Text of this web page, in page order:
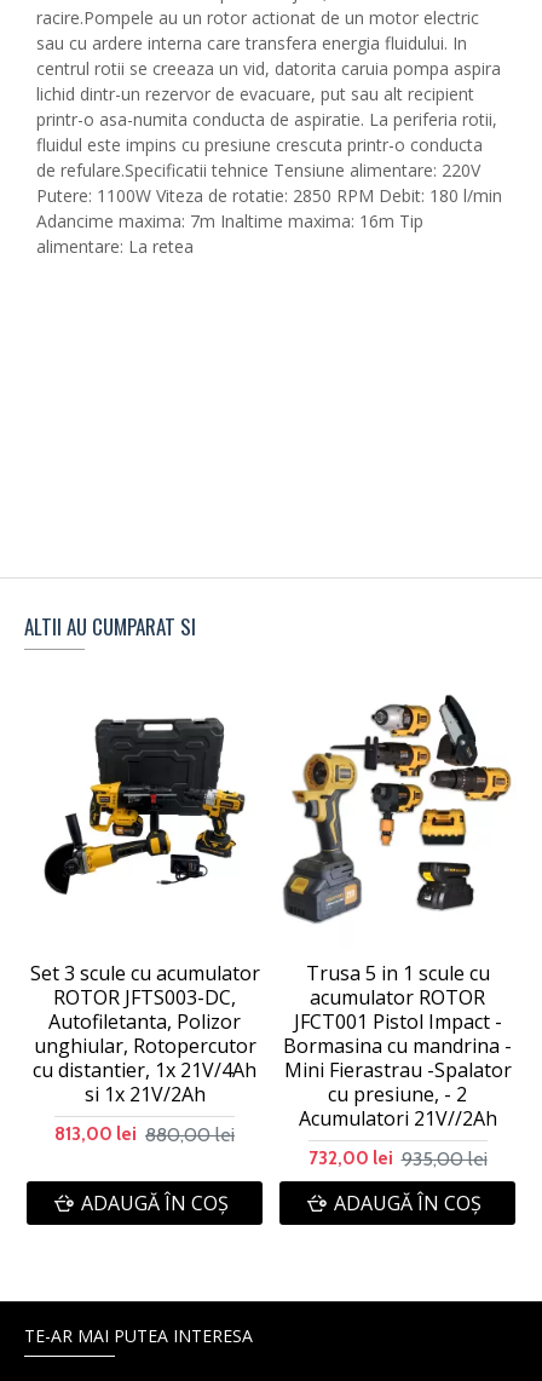
racire.Pompele au un rotor actionat de un motor electric
sau cu ardere interna care transfera energia fluidului. In
centrul rotii se creeaza un vid, datorita caruia pompa aspira
lichid dintr-un rezervor de evacuare, put sau alt recipient
printr-o asa-numita conducta de aspiratie. La periferia rotii,
fluidul este impins cu presiune crescuta printr-o conducta
de refulare.Specificatii tehnice Tensiune alimentare: 220V
Putere: 1100W Viteza de rotatie: 2850 RPM Debit: 180 l/min
Adancime maxima: 7m Inaltime maxima: 16m Tip
alimentare: La retea
ALTII AU CUMPARAT SI
Set 3 scule cu acumulator
ROTOR JFTS003-DC,
Autofiletanta, Polizor
unghiular, Rotopercutor
cu distantier, 1x 21V/4Ah
si 1x 21V/2Ah
813,00 lei 880,00 lei
ADAUGĂ ÎN COŞ
Trusa 5 in 1 scule cu
acumulator ROTOR
JFCT001 Pistol Impact -
Bormasina cu mandrina -
Mini Fierastrau -Spalator
cu presiune, - 2
Acumulatori 21V//2Ah
732,00 lei 935,00 lei
ADAUGĂ ÎN COŞ
TE-AR MAI PUTEA INTERESA